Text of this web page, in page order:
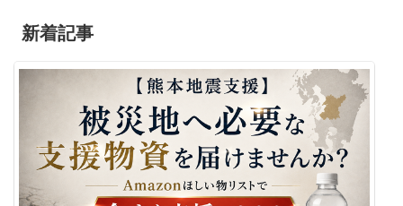
新着記事